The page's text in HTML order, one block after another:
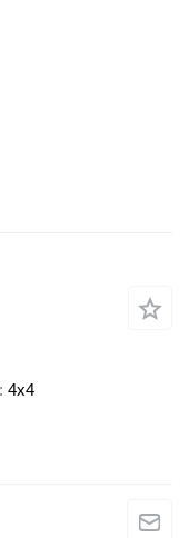
4x4